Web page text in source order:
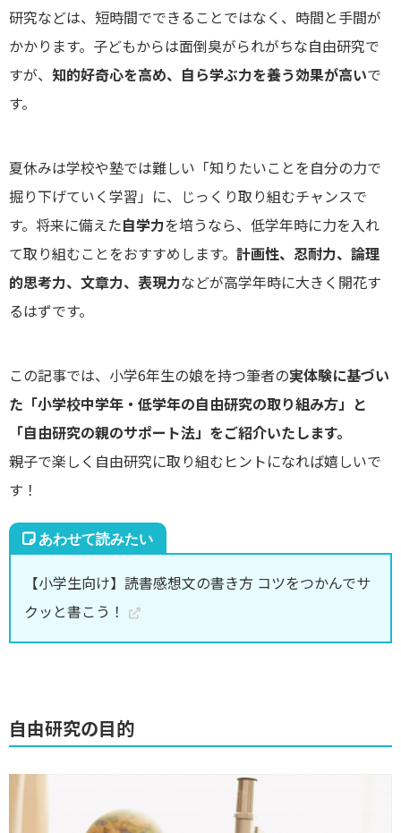
研究などは、短時間でできることではなく、時間と手間が
かかります。子どもからは面倒臭がられがちな自由研究で
すが、 知的好奇心を高め、自ら学ぶ力を養う効果が高いで
す。
夏休みは学校や塾では難しい「知りたいことを自分の力で
掘り下げていく学習」に、じっくり取り組むチャンスで
す。将来に備えた自学力を培うなら、低学年時に力を入れ
て取り組むことをおすすめします。 計画性、忍耐力、論理
的思考力、文章力、表現力などが高学年時に大きく開花す
るはずです。
この記事では、小学6年生の娘を持つ筆者の実体験に基づい
た「小学校中学年・低学年の自由研究の取り組み方」と
「自由研究の親のサポート法」をご紹介いたします。
親子で楽しく自由研究に取り組むヒントになれば嬉しいで
す！
【小学生向け】読書感想文の書き方 コツをつかんでサ
クッと書こう！
自由研究の目的